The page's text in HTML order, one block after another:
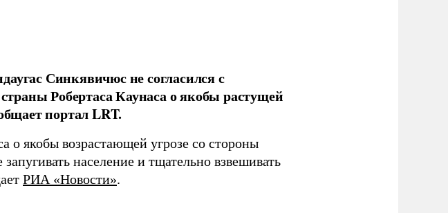
Синкявичюс не согласился с
Робертаса Каунаса о якобы растущей
портал LRT.
о якобы возрастающей угрозе со стороны
население и тщательно взвешивать
РИА «Новости».